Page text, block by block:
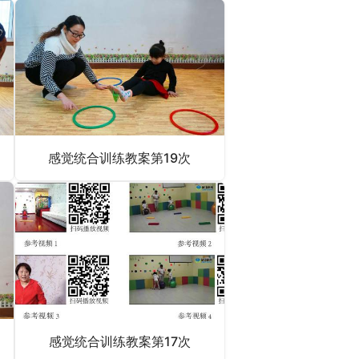
感觉统合训练教案第19次
感觉统合训练教案第17次